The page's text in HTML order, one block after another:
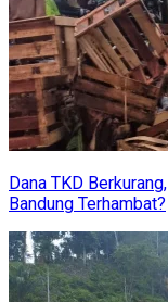
Dana TKD
Bandung Terhambat?